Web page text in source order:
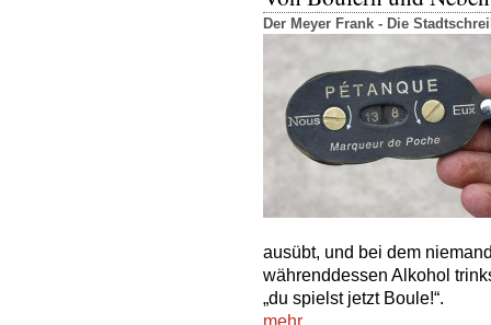
Der Meyer Frank - Die
aus­übt, und bei dem
währenddessen Alkohol
„du spielst jetzt Boule!“.
mehr…